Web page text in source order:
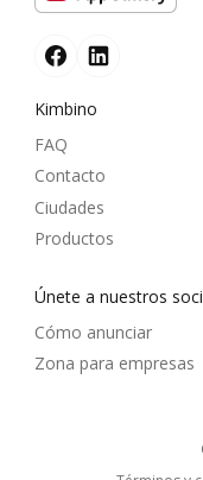
Kimbino
FAQ
Contacto
Ciudades
Productos
Únete a nuestros
Cómo anunciar
Zona para empresas